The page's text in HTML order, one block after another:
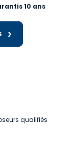
10 ans
qualifiés